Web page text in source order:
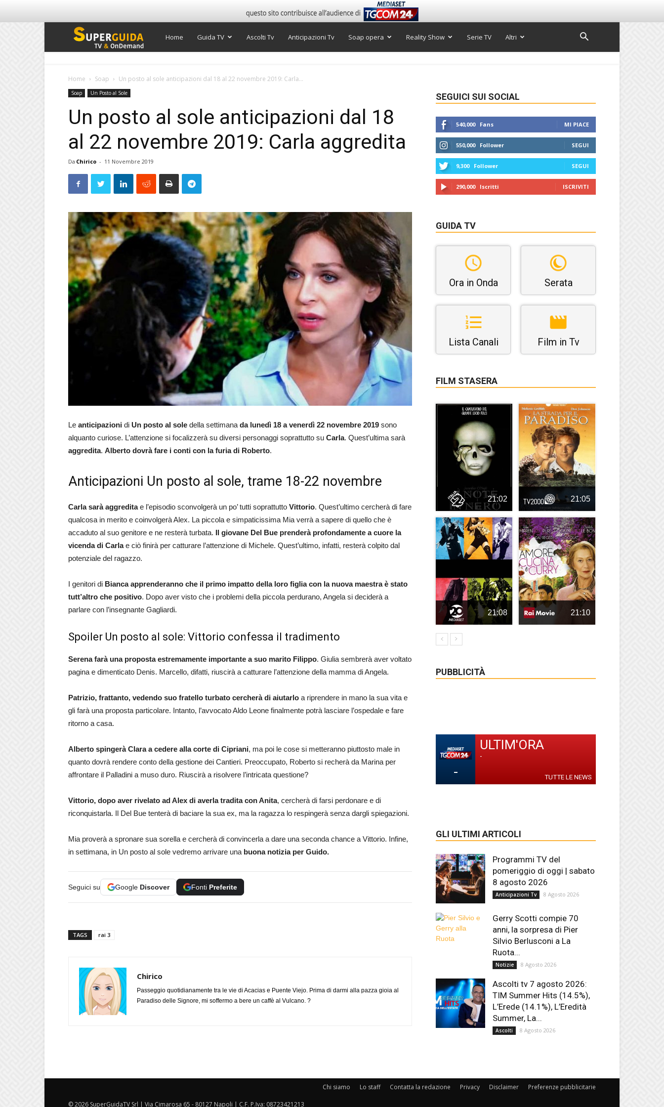
Super
Home Guida TV Ascolti Tv Anticipazioni Tv Soap opera Reality Show Serie TV Altri
Home Soap Un posto al sole anticipazioni dal 18 al 22 novembre 2019: Carla...
Soap Un Posto al Sole
Un posto al sole anticipazioni dal 18
al 22 novembre 2019: Carla aggredita
Da Chirico - 11 Novembre 2019
Le anticipazioni di Un posto al sole della settimana da lunedì 18 a venerdì 22 novembre 2019 sono
alquanto curiose. L’attenzione si focalizzerà su diversi personaggi soprattutto su Carla. Quest’ultima sarà
aggredita. Alberto dovrà fare i conti con la furia di Roberto.
Anticipazioni Un posto al sole, trame 18-22 novembre
Carla sarà aggreditae l’episodio sconvolgerà un po’ tutti soprattutto Vittorio. Quest’ultimo cercherà di fare
qualcosa in merito e coinvolgerà Alex. La piccola e simpaticissima Mia verrà a sapere di quello che è
accaduto al suo genitore e ne resterà turbata. Il giovane Del Bue prenderà profondamente a cuore la
vicenda di Carlae ciò finirà per catturare l’attenzione di Michele. Quest’ultimo, infatti, resterà colpito dal
potenziale del ragazzo.
I genitori di Bianca apprenderanno che il primo impatto della loro figlia con la nuova maestra è stato
tutt’altro che positivo. Dopo aver visto che i problemi della piccola perdurano, Angela si deciderà a
parlare con l’insegnante Gagliardi.
Spoiler Un posto al sole: Vittorio confessa il tradimento
Serena farà una proposta estremamente importante a suo marito Filippo. Giulia sembrerà aver voltato
pagina e dimenticato Denis. Marcello, difatti, riuscirà a catturare l’attenzione della mamma di Angela.
Patrizio, frattanto, vedendo suo fratello turbato cercherà di aiutarlo a riprendere in mano la sua vita e
gli farà una proposta particolare. Intanto, l’avvocato Aldo Leone finalmente potrà lasciare l’ospedale e fare
ritorno a casa.
Alberto spingerà Clara a cedere alla corte di Cipriani, ma poi le cose si metteranno piuttosto male in
quanto dovrà rendere conto della gestione dei Cantieri. Preoccupato, Roberto si recherà da Marina per
affrontare il Palladini a muso duro. Riuscirà a risolvere l’intricata questione?
Vittorio, dopo aver rivelato ad Alex di averla tradita con Anita, cercherà di farsi perdonare e di
riconquistarla. Il Del Bue tenterà di baciare la sua ex, ma la ragazza lo respingerà senza dargli spiegazioni.
Mia proverà a spronare sua sorella e cercherà di convincerla a dare una seconda chance a Vittorio. Infine,
in settimana, in Un posto al sole vedremo arrivare una buona notizia per Guido.
Seguici su Google Discover Fonti Preferite
TAGS rai 3
Chirico
Passeggio quotidianamente tra le vie di Acacias e Puente Viejo. Prima di darmi alla pazza gioia al
Paradiso delle Signore, mi soffermo a bere un caffè al Vulcano. ?
SEGUICI SUI SOCIAL
540,000 Fans MI PIACE
550,000 Follower SEGUI
9,300 Follower SEGUI
290,000 Iscritti ISCRIVITI
GUIDA TV
Ora in Onda Serata
Lista Canali Film in Tv
FILM STASERA
21:02 21:05
21:08 21:10
PUBBLICITÀ
-
ULTIM'ORA
-
TUTTE LE NEWS
GLI ULTIMI ARTICOLI
Programmi TV del
pomeriggio di oggi | sabato
8 agosto 2026
Anticipazioni Tv 8 Agosto 2026
Gerry Scotti compie 70
anni, la sorpresa di Pier
Silvio Berlusconi a La
Ruota...
Notizie 8 Agosto 2026
Ascolti tv 7 agosto 2026:
TIM Summer Hits (14.5%),
L’Erede (14.1%), L’Eredità
Summer, La...
Ascolti 8 Agosto 2026
Chi siamo Lo staff Contatta la redazione Privacy Disclaimer Preferenze pubblicitarie
© 2026 SuperGuidaTV Srl | Via Cimarosa 65 - 80127 Napoli | C.F. P.Iva: 08723421213